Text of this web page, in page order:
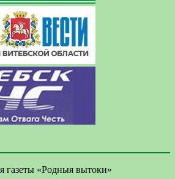
газеты «Родныя вытоки»